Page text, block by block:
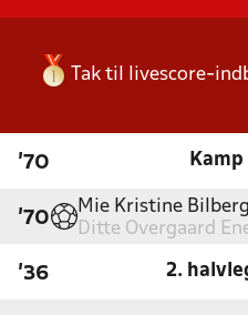
Tak til livescore-
'70
'70
Mie Kristine
Ditte Overgaard
'36 2.